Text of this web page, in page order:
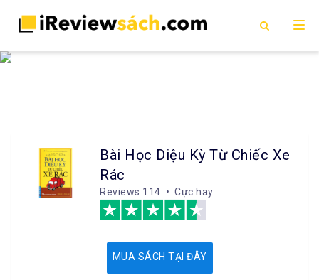
Bài Học Diệu Kỳ Từ Chiếc Xe
Rác
Reviews 114 • Cực hay
MUA SÁCH TẠI ĐÂY